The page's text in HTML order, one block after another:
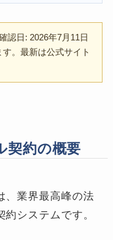
認日: 2026年7月11日
す。最新は公式サイト
契約の概要
、業界最高峰の法
システムです。